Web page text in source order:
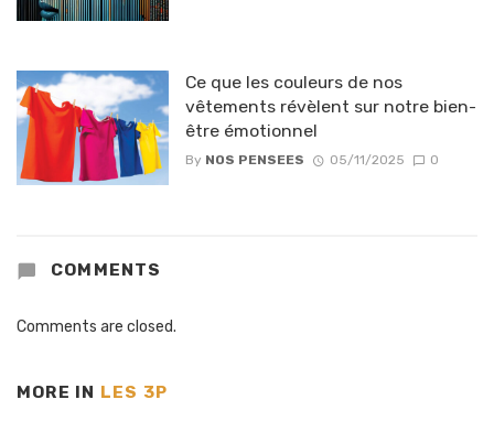
Ce que les couleurs de nos
vêtements révèlent sur notre bien-
être émotionnel
By NOS PENSEES 05/11/2025 0
COMMENTS
Comments are closed.
MORE IN LES 3P